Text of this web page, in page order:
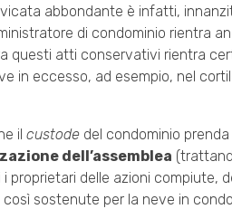
abbondante è infatti,
di condominio rientra
questi atti conservativi rientra
in eccesso, ad esempio, nel
il custode del condominio
dell’assemblea
delle azioni compiute,
sostenute per la neve in